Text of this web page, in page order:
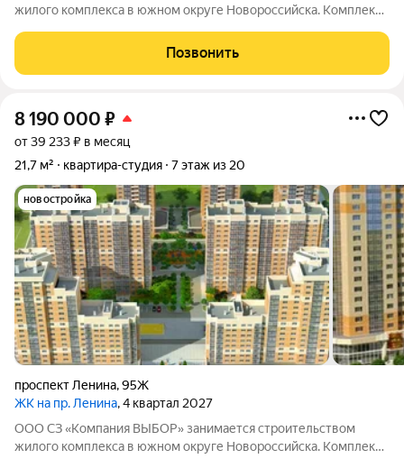
жилого комплекса в южном округе Новороссийска. Комплекс
творчества, в шаговой доступности от Суджукской косы.
Район отличается благоприятной
Позвонить
8 190 000 ₽
от 39 233 ₽ в месяц
21,7 м²
квартира-студия 7 этаж из 20
новостройка
проспект Ленина,95Ж
ЖК на пр. Ленина, 4 квартал 2027
ООО СЗ «Компания ВЫБОР» занимается строительством
жилого комплекса в южном округе Новороссийска. Комплекс